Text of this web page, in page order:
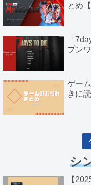
とめ
「
プン
ゲー
きに
シ
【